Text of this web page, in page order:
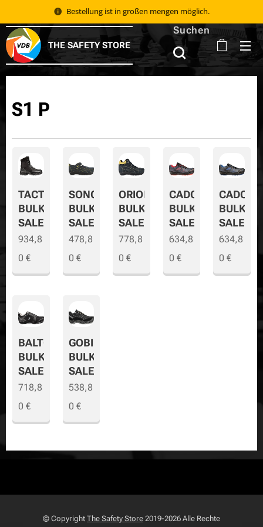
Bestellung ist in großen mengen möglich.
THE SAFETY STORE
Suchen
S1 P
TACTIC
BULK
SALE
934,8
0 €
SONORA
BULK
SALE
478,8
0 €
ORION
BULK
SALE
778,8
0 €
CADOR
BULK
SALE
634,8
0 €
CADOR-
BULK-
SALE
634,8
0 €
BALTO
BULK
SALE
718,8
0 €
GOBI
BULK
SALE
538,8
0 €
© Copyright The Safety Store 2019-2026 Alle Rechte